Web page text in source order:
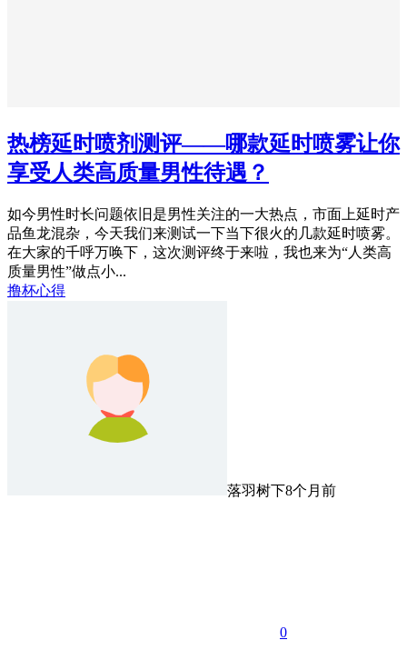
热榜延时喷剂测评——哪款延时喷雾让你
享受人类高质量男性待遇？
如今男性时长问题依旧是男性关注的一大热点，市面上延时产
品鱼龙混杂，今天我们来测试一下当下很火的几款延时喷雾。
在大家的千呼万唤下，这次测评终于来啦，我也来为“人类高
质量男性”做点小...
撸杯心得
落羽树下8个月前
0